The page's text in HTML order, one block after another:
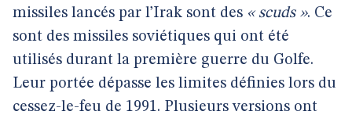
missiles lancés par l’Irak sont des « scuds ». Ce
sont des missiles soviétiques qui ont été
utilisés durant la première guerre du Golfe.
Leur portée dépasse les limites définies lors du
cessez-le-feu de 1991. Plusieurs versions ont